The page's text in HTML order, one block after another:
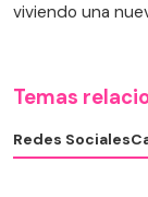
viviendo una
Temas
Redes Sociales